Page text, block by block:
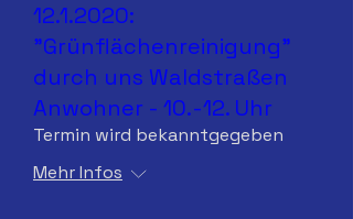
12.1.2020:
"Grünflächenreinigung"
durch uns Waldstraßen
Anwohner - 10.-12. Uhr
Termin wird bekanntgegeben
Mehr Infos